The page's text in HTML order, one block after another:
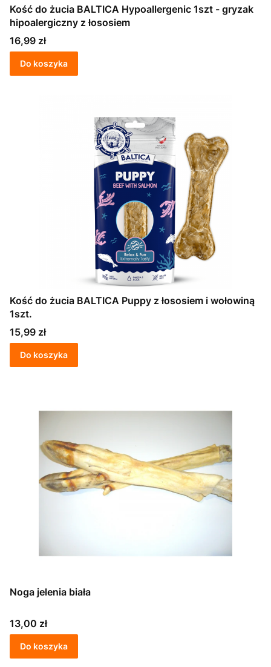
Kość do żucia BALTICA Hypoallergenic 1szt - gryzak
hipoalergiczny z łososiem
Cena
16,99 zł
Do koszyka
Kość do żucia BALTICA Puppy z łososiem i wołowiną
1szt.
Cena
15,99 zł
Do koszyka
Noga jelenia biała
Cena
13,00 zł
Do koszyka